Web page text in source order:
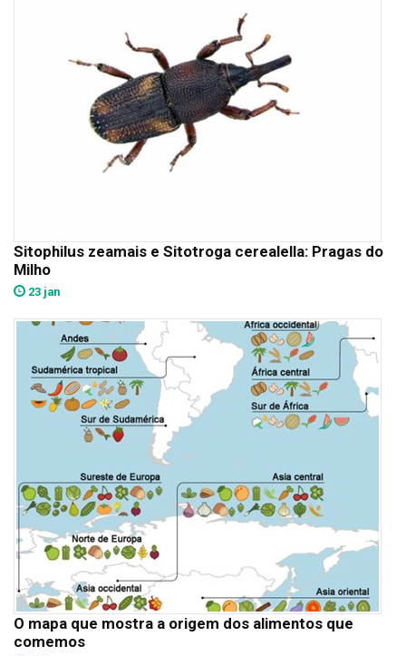
Sitophilus zeamais e Sitotroga cerealella: Pragas do
Milho
23 jan
O mapa que mostra a origem dos alimentos que
comemos